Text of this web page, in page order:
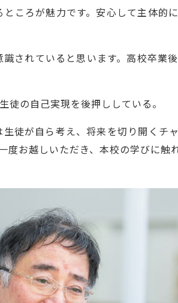
ころが魅力です。安心して主体的
されていると思います。高校卒業
の自己実現を後押ししている。
徒が自ら考え、将来を切り開くチ
お越しいただき、本校の学びに触